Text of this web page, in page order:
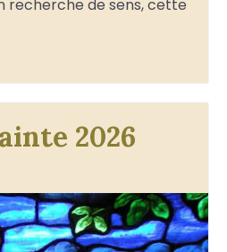
recherche de sens, cette
2026